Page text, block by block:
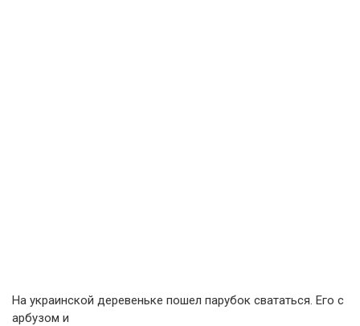
На украинской деревеньке пошел парубок свататься. Его с
арбузом и